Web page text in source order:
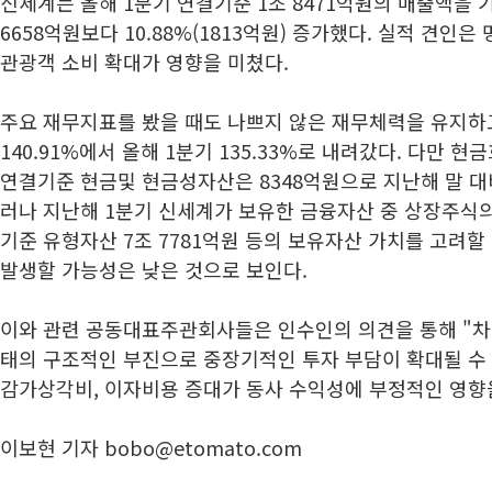
6658억원보다 10.88%(1813억원) 증가했다. 실적 견인은
관광객 소비 확대가 영향을 미쳤다.
주요 재무지표를 봤을 때도 나쁘지 않은 재무체력을 유지
140.91%에서 올해 1분기 135.33%로 내려갔다. 다만 현
연결기준 현금및 현금성자산은 8348억원으로 지난해 말
러나 지난해 1분기 신세계가 보유한 금융자산 중 상장주식
기준 유형자산 7조 7781억원 등의 보유자산 가치를 고려
발생할 가능성은 낮은 것으로 보인다.
이와 관련 공동대표주관회사들은 인수인의 의견을 통해 "
태의 구조적인 부진으로 중장기적인 투자 부담이 확대될
감가상각비, 이자비용 증대가 동사 수익성에 부정적인 영
이보현 기자 bobo@etomato.com